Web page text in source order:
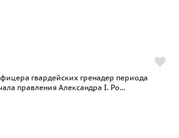
гвардейских гренадер периода
правления Александра I. Ро...